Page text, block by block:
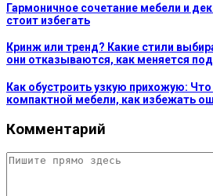
Гармоничное сочетание мебели и
стоит избегать
Кринж или тренд? Какие стили
они отказываются, как меняется
Как обустроить узкую прихожую:
компактной мебели, как избежать
Комментарий